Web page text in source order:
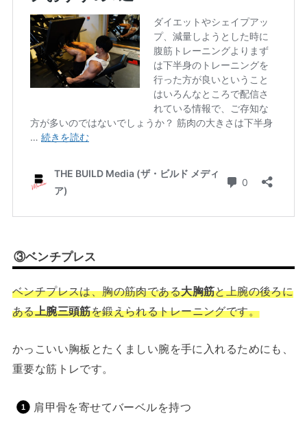
③ベンチプレス
ベンチプレスは、胸の筋肉である大胸筋と上腕の後ろに
ある上腕三頭筋を鍛えられるトレーニングです。
かっこいい胸板とたくましい腕を手に入れるためにも、
重要な筋トレです。
肩甲骨を寄せてバーベルを持つ